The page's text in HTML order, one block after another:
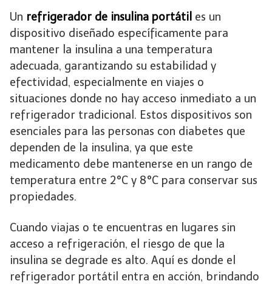
Un refrigerador de insulina portátil es un
dispositivo diseñado específicamente para
mantener la insulina a una temperatura
adecuada, garantizando su estabilidad y
efectividad, especialmente en viajes o
situaciones donde no hay acceso inmediato a un
refrigerador tradicional. Estos dispositivos son
esenciales para las personas con diabetes que
dependen de la insulina, ya que este
medicamento debe mantenerse en un rango de
temperatura entre 2°C y 8°C para conservar sus
propiedades.
Cuando viajas o te encuentras en lugares sin
acceso a refrigeración, el riesgo de que la
insulina se degrade es alto. Aquí es donde el
refrigerador portátil entra en acción, brindando